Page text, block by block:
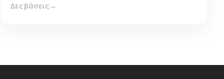
Δες βάσεις